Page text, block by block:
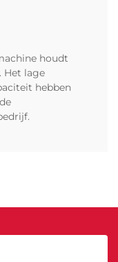
houdt
Het lage
hebben